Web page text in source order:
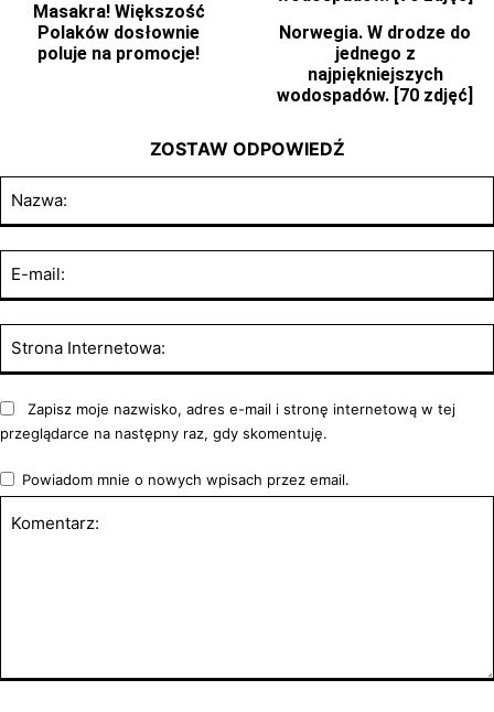
Masakra! Większość
Polaków dosłownie
poluje na promocje!
Norwegia. W drodze do
jednego z
najpiękniejszych
wodospadów. [70 zdjęć]
ZOSTAW ODPOWIEDŹ
Zapisz moje nazwisko, adres e-mail i stronę internetową w tej
przeglądarce na następny raz, gdy skomentuję.
Powiadom mnie o nowych wpisach przez email.